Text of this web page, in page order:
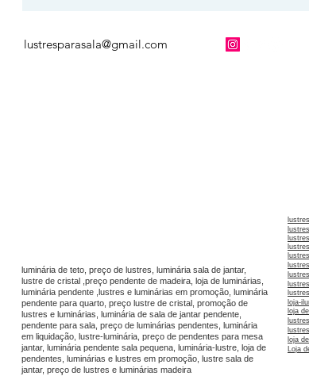
lustresparasala@gmail.com
luminária de teto, preço de lustres, luminária sala de jantar,
lustre de cristal ,preço pendente de madeira, loja de luminárias,
luminária pendente ,lustres e luminárias em promoção, luminária
pendente para quarto, preço lustre de cristal, promoção de
lustres e luminárias, luminária de sala de jantar pendente,
pendente para sala, preço de luminárias pendentes, luminária
em liquidação, lustre-luminária, preço de pendentes para mesa
jantar, luminária pendente sala pequena, luminária-lustre, loja de
pendentes, luminárias e lustres em promoção, lustre sala de
jantar, preço de lustres e luminárias madeira
loja-
loja
loja
Loja